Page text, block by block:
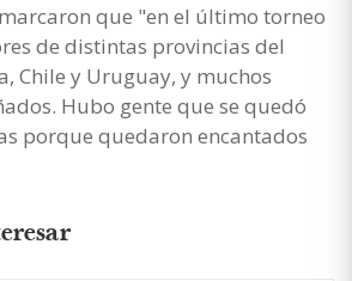
que "en el último torneo
de distintas provincias del
Chile y Uruguay, y muchos
Hubo gente que se quedó
porque quedaron encantados